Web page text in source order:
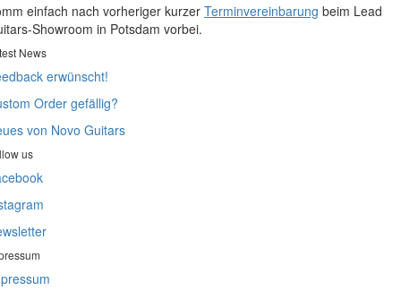
einfach nach vorheriger kurzer Terminvereinbarung beim Lead
Showroom in Potsdam vorbei.
News
erwünscht!
Order gefällig?
von Novo Guitars
us